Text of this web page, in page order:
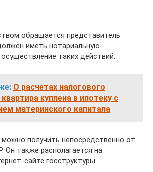
обращается представитель
иметь нотариальную
таких действий.
О расчетах налогового
куплена в ипотеку с
материнского капитала
получить непосредственно от
Он также располагается на
сайте госструктуры.